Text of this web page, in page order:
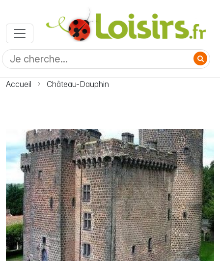
Accueil Château-Dauphin
Photo Château-Dauphin